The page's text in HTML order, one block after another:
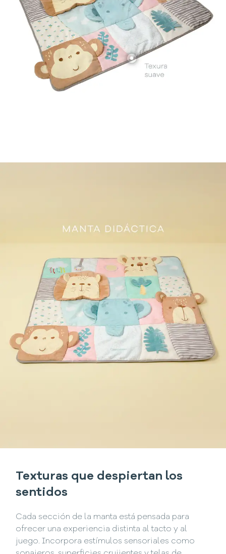
Texturas que despiertan los
sentidos
Cada sección de la manta está pensada para
ofrecer una experiencia distinta al tacto y al
juego. Incorpora estímulos sensoriales como